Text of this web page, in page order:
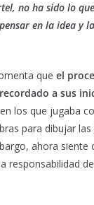
no ha sido lo
en la idea y
que el
a sus
los que jugaba
para dibujar
ahora siente
responsabilidad